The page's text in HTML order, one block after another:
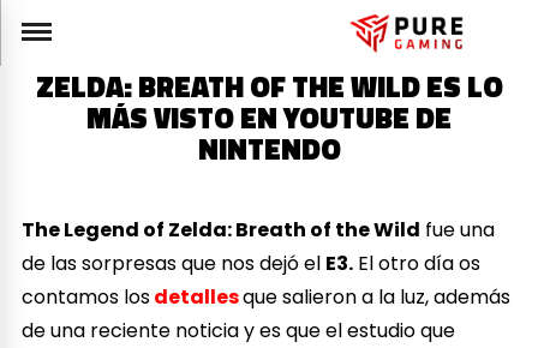
ZELDA: BREATH OF THE WILD ES LO
MÁS VISTO EN YOUTUBE DE
NINTENDO
The Legend of Zelda: Breath of the Wild fue una
de las sorpresas que nos dejó el E3. El otro día os
contamos losdetallesque salieron a la luz, además
de una reciente noticia y es que el estudio que